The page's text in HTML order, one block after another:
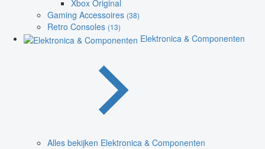
Xbox Original
Gaming Accessoires (38)
Retro Consoles (13)
Elektronica & Componenten
Alles bekijken Elektronica & Componenten